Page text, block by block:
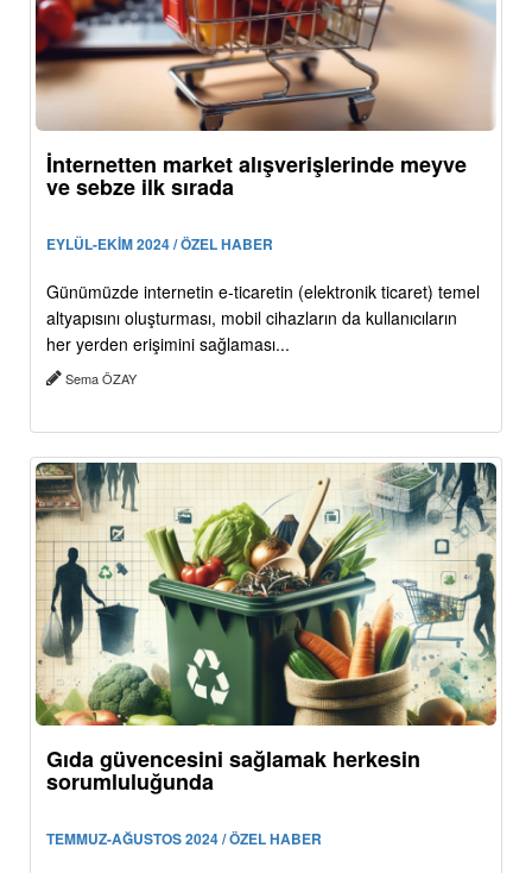
İnternetten market alışverişlerinde meyve
ve sebze ilk sırada
EYLÜL-EKİM 2024 / ÖZEL HABER
Günümüzde internetin e-ticaretin (elektronik ticaret) temel
altyapısını oluşturması, mobil cihazların da kullanıcıların
her yerden erişimini sağlaması...
Sema ÖZAY
Gıda güvencesini sağlamak herkesin
sorumluluğunda
TEMMUZ-AĞUSTOS 2024 / ÖZEL HABER